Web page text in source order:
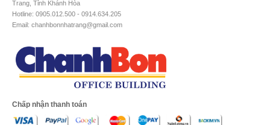
Trang, Tỉnh Khánh Hòa
Hotline: 0905.012.500 - 0914.634.205
Email: chanhbonnhatrang@gmail.com
Chấp nhận thanh toán